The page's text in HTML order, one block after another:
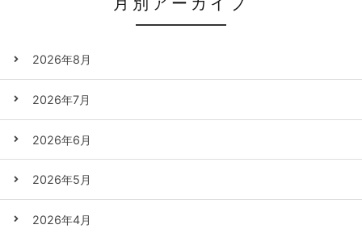
2026年8月
2026年7月
2026年6月
2026年5月
2026年4月